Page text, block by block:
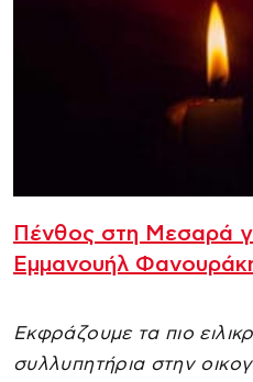
Πένθος στη Μεσαρά
Εμμανουήλ
Εκφράζουμε τα πιο
συλλυπητήρια στην